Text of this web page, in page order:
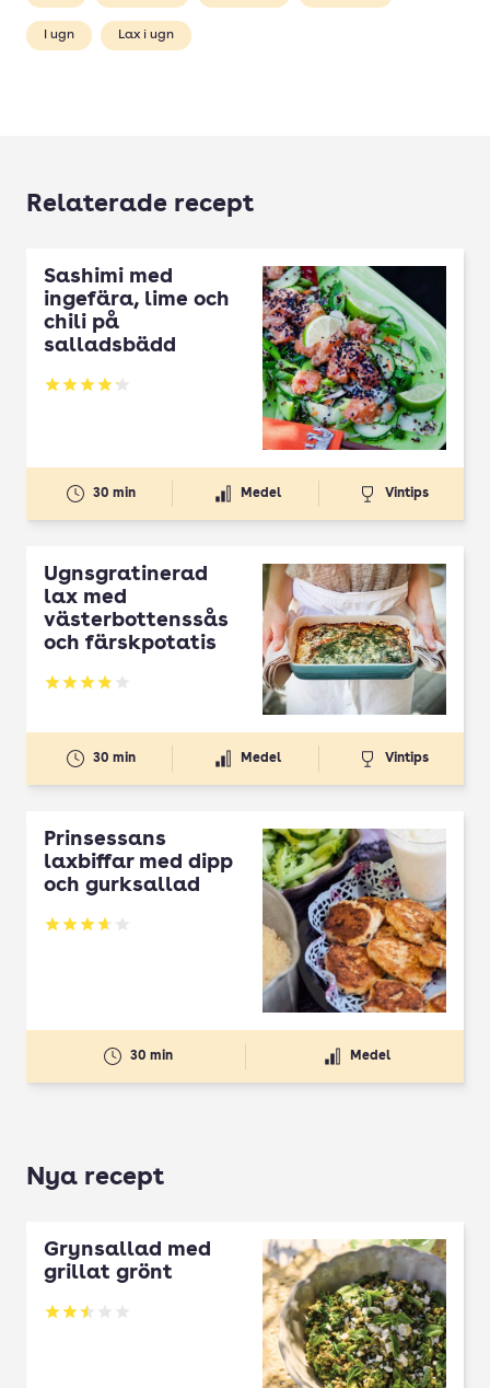
I ugn Lax i ugn
Relaterade recept
Sashimi med
ingefära, lime och
chili på
salladsbädd
Betyg: 4.19 av 5
30 min Medel Vintips
Ugnsgratinerad
lax med
västerbottenssås
och färskpotatis
Betyg: 3.88 av 5
30 min Medel Vintips
Prinsessans
laxbiffar med dipp
och gurksallad
Betyg: 3.63 av 5
30 min Medel
Nya recept
Grynsallad med
grillat grönt
Betyg: 2.5 av 5